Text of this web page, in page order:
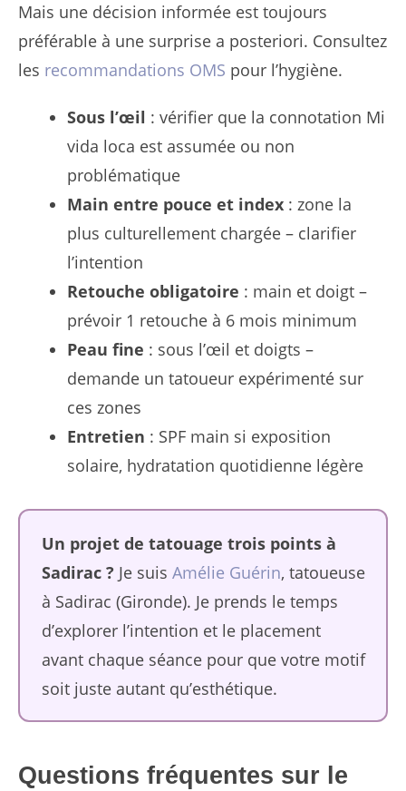
Mais une décision informée est toujours
préférable à une surprise a posteriori. Consultez
les recommandations OMS pour l’hygiène.
Sous l’œil : vérifier que la connotation Mi
vida loca est assumée ou non
problématique
Main entre pouce et index : zone la
plus culturellement chargée – clarifier
l’intention
Retouche obligatoire : main et doigt –
prévoir 1 retouche à 6 mois minimum
Peau fine : sous l’œil et doigts –
demande un tatoueur expérimenté sur
ces zones
Entretien : SPF main si exposition
solaire, hydratation quotidienne légère
Un projet de tatouage trois points à
Sadirac ? Je suis Amélie Guérin, tatoueuse
à Sadirac (Gironde). Je prends le temps
d’explorer l’intention et le placement
avant chaque séance pour que votre motif
soit juste autant qu’esthétique.
Questions fréquentes sur le